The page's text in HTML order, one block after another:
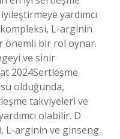
yardımcı
L-arginin
önemli bir rol oynar.
ve sinir
2024Sertleşme
olduğunda,
takviyeleri ve
olabilir. D
L-arginin ve ginseng